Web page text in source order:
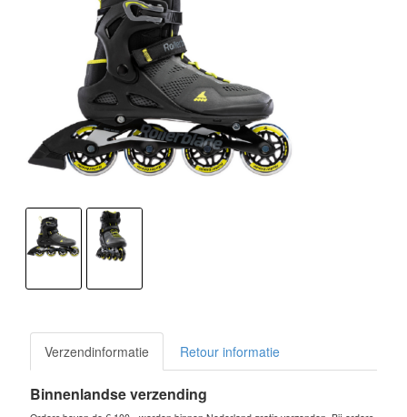
Verzendinformatie Retour informatie
Binnenlandse verzending